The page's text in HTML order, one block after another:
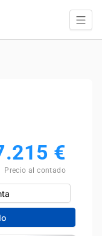
€
Precio al contado